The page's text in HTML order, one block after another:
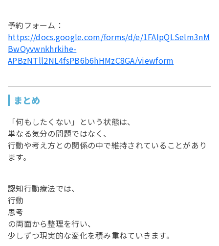
予約フォーム：
https://docs.google.com/forms/d/e/1FAIpQLSelm3nM
BwOyvwnkhrkihe-
APBzNTll2NL4fsPB6b6hHMzC8GA/viewform
まとめ
「何もしたくない」という状態は、
単なる気分の問題ではなく、
行動や考え方との関係の中で維持されていることがあり
ます。
認知行動療法では、
行動
思考
の両面から整理を行い、
少しずつ現実的な変化を積み重ねていきます。